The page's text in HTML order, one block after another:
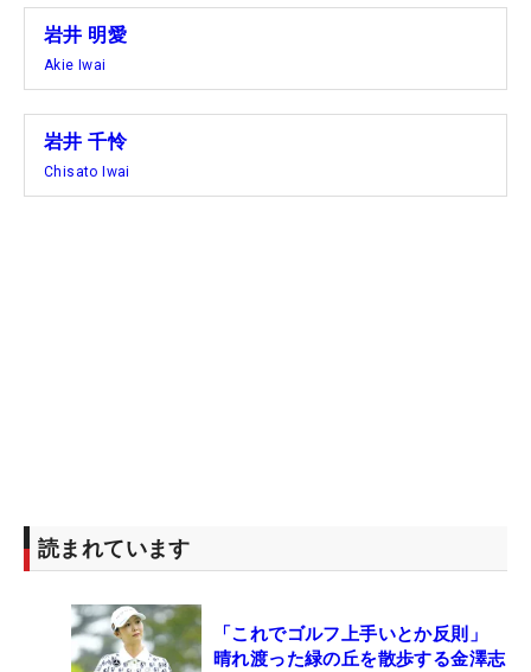
岩井 明愛
Akie Iwai
岩井 千怜
Chisato Iwai
読まれています
「これでゴルフ上手いとか反則」
晴れ渡った緑の丘を散歩する金澤志